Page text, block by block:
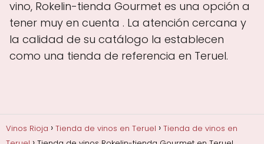
vino, Rokelin-tienda Gourmet es una opción a
tener muy en cuenta . La atención cercana y
la calidad de su catálogo la establecen
como una tienda de referencia en Teruel.
Vinos Rioja Tienda de vinos en Teruel
Tienda de vinos en